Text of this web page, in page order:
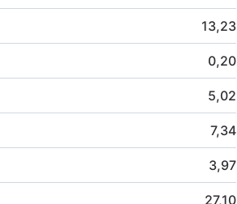
13,23
0,20
5,02
7,34
3,97
27,10